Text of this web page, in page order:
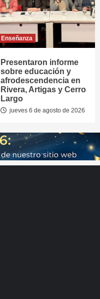
Enseñanza
Presentaron informe
sobre educación y
afrodescendencia en
Rivera, Artigas y Cerro
Largo
jueves 6 de agosto de 2026